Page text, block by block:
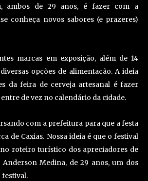
ambos de 29 anos, é fazer com a
conheça novos sabores (e prazeres)
marcas em exposição, além de 14
opções de alimentação. A ideia
da feira de cerveja artesanal é fazer
de vez no calendário da cidade.
com a prefeitura para que a festa
de Caxias. Nossa ideia é que o festival
roteiro turístico dos apreciadores de
Medina, de 29 anos, um dos